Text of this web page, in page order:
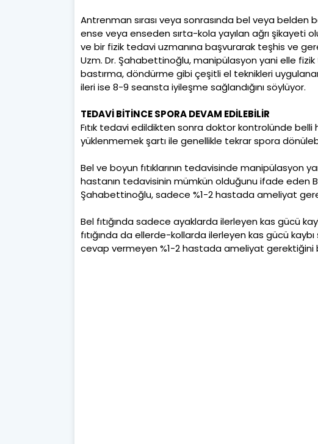
Antrenman sırası veya sonrasında bel veya belden
ense veya enseden sırta-kola yayılan ağrı şikayeti
ve bir fizik tedavi uzmanına başvurarak teşhis ve
Uzm. Dr. Şahabettinoğlu, manipülasyon yani elle
bastırma, döndürme gibi çeşitli el teknikleri
ileri ise 8-9 seansta iyileşme sağlandığını söylüyor.
TEDAVİ BİTİNCE SPORA DEVAM EDİLEBİLİR
Fıtık tedavi edildikten sonra doktor kontrolünde belli
yüklenmemek şartı ile genellikle tekrar spora
Bel ve boyun fıtıklarının tedavisinde manipülasyon
hastanın tedavisinin mümkün olduğunu ifade eden
Şahabettinoğlu, sadece %1-2 hastada ameliyat
Bel fıtığında sadece ayaklarda ilerleyen kas gücü
fıtığında da ellerde-kollarda ilerleyen kas gücü
cevap vermeyen %1-2 hastada ameliyat gerektiğini